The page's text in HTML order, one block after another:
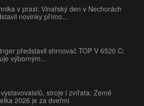
v praxi: Vinařský den v Nechorách
novinky přímo…
představil shrnovač TOP V 6520 C:
výborným…
stroje i zvířata: Země
2026 je za dveřmi